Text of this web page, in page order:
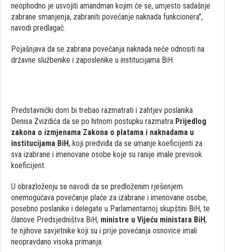
neophodno je usvojiti amandman kojim će se, umjesto sadašnje
zabrane smanjenja, zabraniti povećanje naknada funkcionera”,
navodi predlagač.
Pojašnjava da se zabrana povećanja naknada neće odnositi na
državne službenike i zaposlenike u institucijama BiH.
Predstavnički dom bi trebao razmatrati i zahtjev poslanika
Denisa Zvizdića da se po hitnom postupku razmatra Prijedlog
zakona o izmjenama Zakona o platama i naknadama u
institucijama BiH, koji predviđa da se umanje koeficijenti za
sva izabrane i imenovane osobe koje su ranije imale previsok
koeficijent.
U obrazloženju se navodi da se predloženim rješenjem
onemogućava povećanje plaće za izabrane i imenovane osobe,
posebno poslanike i delegate u Parlamentarnoj skupštini BiH, te
članove Predsjedništva BiH, ministre u Vijeću ministara BiH,
te njihove savjetnike koji su i prije povećanja osnovice imali
neopravdano visoka primanja.